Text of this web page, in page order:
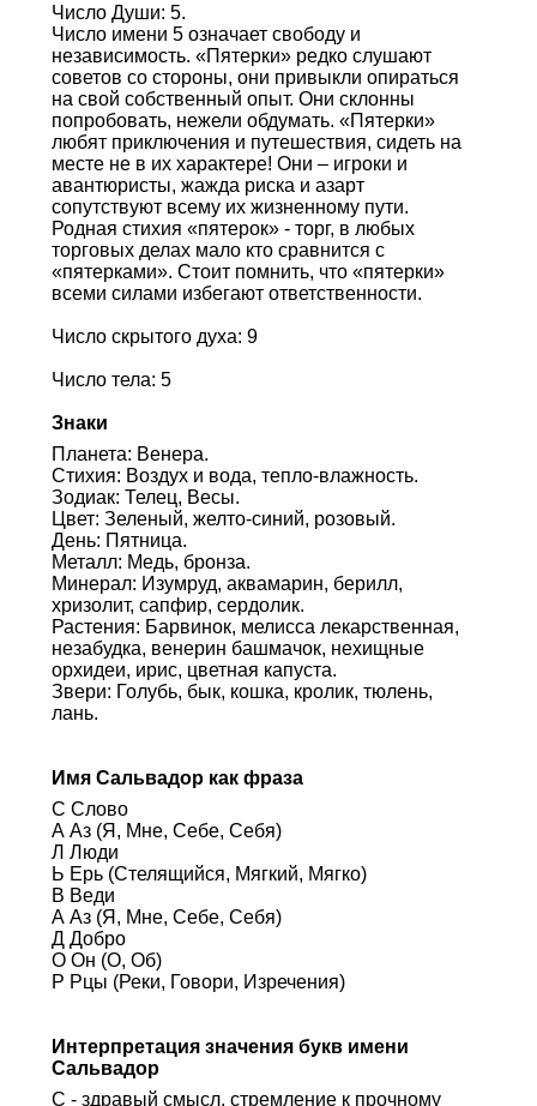
Число Души: 5.
Число имени 5 означает свободу и
независимость. «Пятерки» редко слушают
советов со стороны, они привыкли опираться
на свой собственный опыт. Они склонны
попробовать, нежели обдумать. «Пятерки»
любят приключения и путешествия, сидеть на
месте не в их характере! Они – игроки и
авантюристы, жажда риска и азарт
сопутствуют всему их жизненному пути.
Родная стихия «пятерок» - торг, в любых
торговых делах мало кто сравнится с
«пятерками». Стоит помнить, что «пятерки»
всеми силами избегают ответственности.
Число скрытого духа: 9
Число тела: 5
Знаки
Планета: Венера.
Стихия: Воздух и вода, тепло-влажность.
Зодиак: Телец, Весы.
Цвет: Зеленый, желто-синий, розовый.
День: Пятница.
Металл: Медь, бронза.
Минерал: Изумруд, аквамарин, берилл,
хризолит, сапфир, сердолик.
Растения: Барвинок, мелисса лекарственная,
незабудка, венерин башмачок, нехищные
орхидеи, ирис, цветная капуста.
Звери: Голубь, бык, кошка, кролик, тюлень,
лань.
Имя Сальвадор как фраза
С Слово
А Аз (Я, Мне, Себе, Себя)
Л Люди
Ь Ерь (Стелящийся, Мягкий, Мягко)
В Веди
А Аз (Я, Мне, Себе, Себя)
Д Добро
О Он (О, Об)
Р Рцы (Реки, Говори, Изречения)
Интерпретация значения букв имени
Сальвадор
С - здравый смысл, стремление к прочному